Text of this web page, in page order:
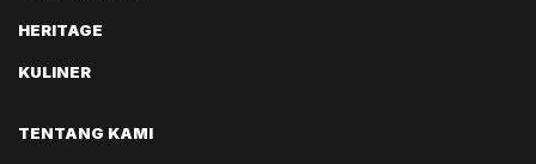
HERITAGE
KULINER
TENTANG KAMI